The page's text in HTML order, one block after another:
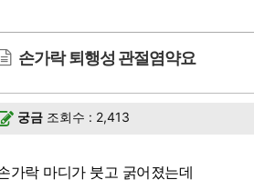
손가락 퇴행성 관절염약요
궁금 조회수 : 2,413
가락 마디가 붓고 굵어졌는데